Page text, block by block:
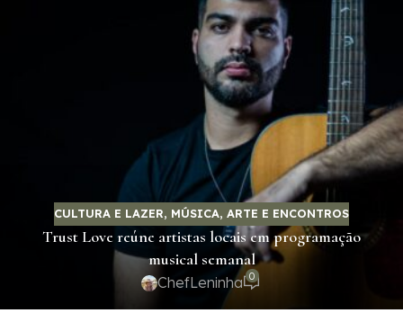
CULTURA E LAZER, MÚSICA, ARTE E ENCONTROS
Trust Love reúne artistas locais em programação
musical semanal
ChefLeninha 0